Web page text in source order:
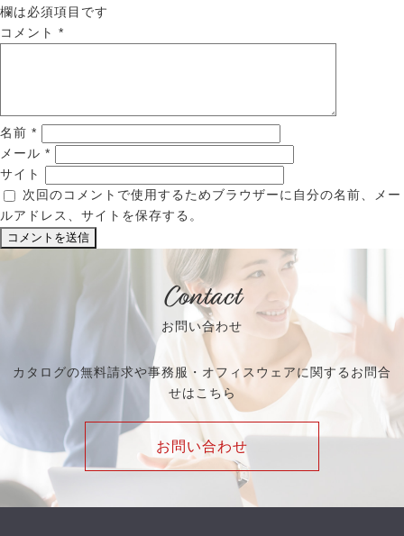
欄は必須項目です
コメント *
名前 *
メール *
サイト
次回のコメントで使用するためブラウザーに自分の名前、メー
ルアドレス、サイトを保存する。
Contact
お問い合わせ
カタログの無料請求や事務服・オフィスウェアに関するお問合
せはこちら
お問い合わせ